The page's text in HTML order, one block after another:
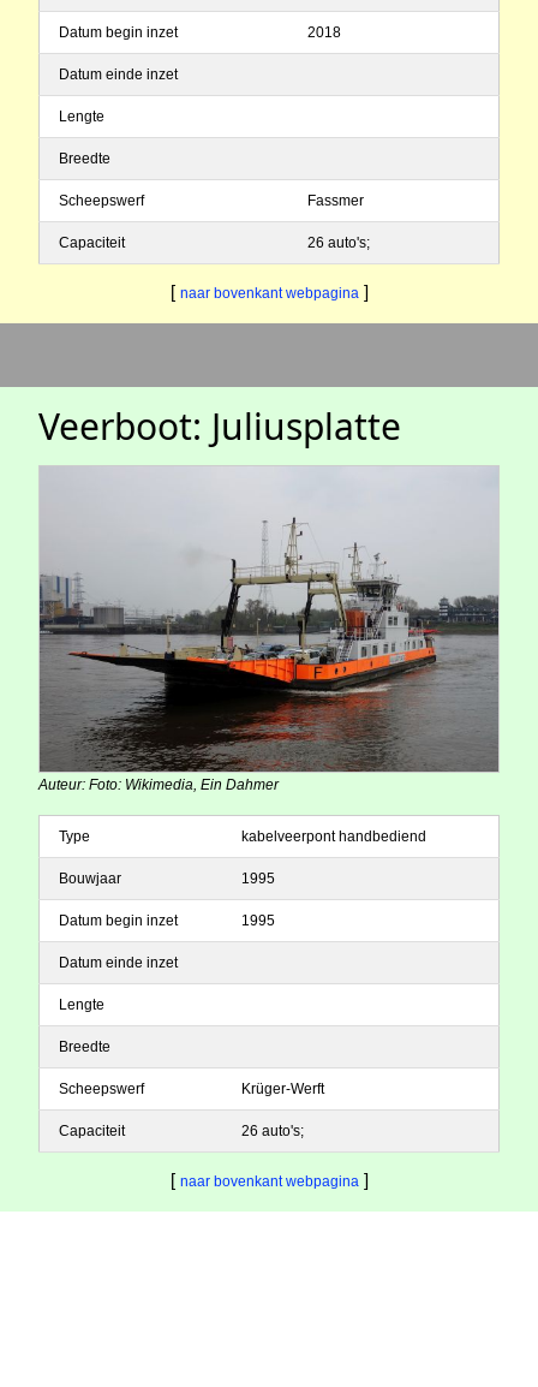
Datum begin inzet 2018
Datum einde inzet
Lengte
Breedte
Scheepswerf Fassmer
Capaciteit 26 auto's;
[ naar bovenkant webpagina ]
Veerboot: Juliusplatte
Auteur: Foto: Wikimedia, Ein Dahmer
Type kabelveerpont handbediend
Bouwjaar 1995
Datum begin inzet 1995
Datum einde inzet
Lengte
Breedte
Scheepswerf Krüger-Werft
Capaciteit 26 auto's;
[ naar bovenkant webpagina ]